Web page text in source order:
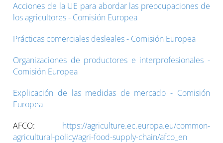
Acciones de la UE para abordar las preocupaciones de
los agricultores - Comisión Europea
Prácticas comerciales desleales - Comisión Europea
Organizaciones de productores e interprofesionales -
Comisión Europea
Explicación de las medidas de mercado - Comisión
Europea
AFCO: https://agriculture.ec.europa.eu/common-
agricultural-policy/agri-food-supply-chain/afco_en